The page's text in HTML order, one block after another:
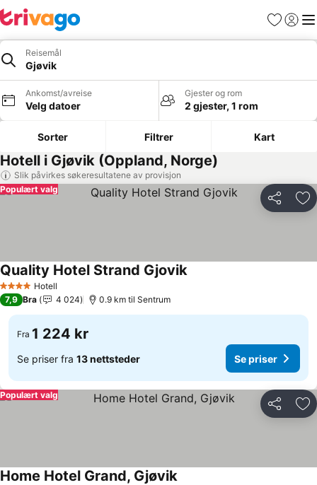
Favoritter
Logg
Reisemål
Gjøvik
Ankomst/avreise
Velg datoer
Gjester og rom
2 gjester, 1 rom
Sorter Filtrer Kart
Hotell i Gjøvik (Oppland, Norge)
Slik påvirkes søkeresultatene av provisjon
Del
Populært valg
4 StjernerHotell
Quality Hotel Strand Gjovik
7,9 Bra 4 024 0.9 km til Sentrum
Fra 1 224 kr
Se priser fra 13 nettsteder Se priser
Del
Populært valg
Home Hotel Grand, Gjøvik